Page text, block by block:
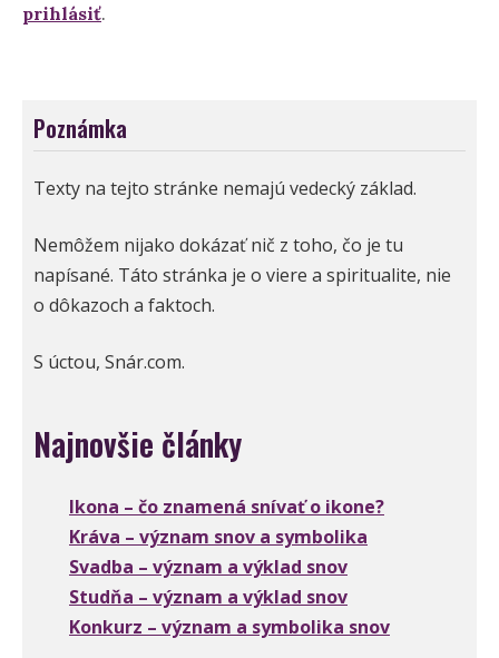
prihlásiť.
Poznámka
Texty na tejto stránke nemajú vedecký základ.
Nemôžem nijako dokázať nič z toho, čo je tu
napísané. Táto stránka je o viere a spiritualite, nie
o dôkazoch a faktoch.
S úctou, Snár.com.
Najnovšie články
Ikona – čo znamená snívať o ikone?
Kráva – význam snov a symbolika
Svadba – význam a výklad snov
Studňa – význam a výklad snov
Konkurz – význam a symbolika snov